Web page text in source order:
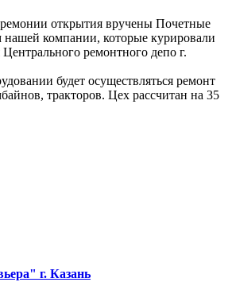
открытия вручены Почетные
нашей компании, которые курировали
Центрального ремонтного депо г.
будет осуществляться ремонт
тракторов. Цех рассчитан на 35
г. Казань